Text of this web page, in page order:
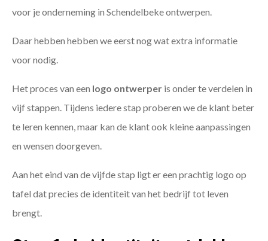
voor je onderneming in Schendelbeke ontwerpen.
Daar hebben hebben we eerst nog wat extra informatie
voor nodig.
Het proces van een logo ontwerper is onder te verdelen in
vijf stappen. Tijdens iedere stap proberen we de klant beter
te leren kennen, maar kan de klant ook kleine aanpassingen
en wensen doorgeven.
Aan het eind van de vijfde stap ligt er een prachtig logo op
tafel dat precies de identiteit van het bedrijf tot leven
brengt.